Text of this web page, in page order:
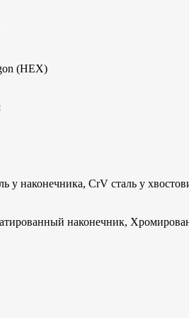
(HEX)
у наконечника, CrV сталь у
наконечник,